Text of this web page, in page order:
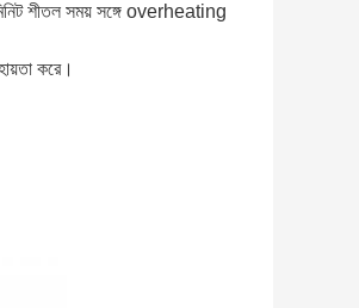
শীতল সময় সঙ্গে overheating
করে।